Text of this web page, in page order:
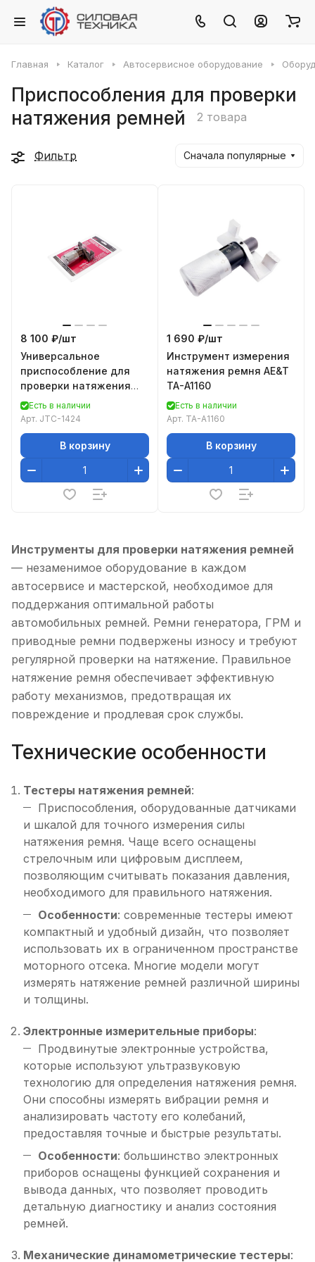
Главная Каталог Автосервисное оборудование
Приспособления для проверки
натяжения ремней
2 товара
Фильтр Сначала популярные
8 100 ₽/шт
Универсальное
приспособление для
проверки натяжения
ремней JTC-1424
Есть в наличии
Арт. JTC-1424
В корзину
1 690 ₽/шт
Инструмент измерения
натяжения ремня AE&T
TA-A1160
Есть в наличии
Арт. TA-A1160
В корзину
Инструменты для проверки натяжения ремней
— незаменимое оборудование в каждом
автосервисе и мастерской, необходимое для
поддержания оптимальной работы
автомобильных ремней. Ремни генератора, ГРМ и
приводные ремни подвержены износу и требуют
регулярной проверки на натяжение. Правильное
натяжение ремня обеспечивает эффективную
работу механизмов, предотвращая их
повреждение и продлевая срок службы.
Технические особенности
Тестеры натяжения ремней:
Приспособления, оборудованные датчиками
и шкалой для точного измерения силы
натяжения ремня. Чаще всего оснащены
стрелочным или цифровым дисплеем,
позволяющим считывать показания давления,
необходимого для правильного натяжения.
Особенности: современные тестеры имеют
компактный и удобный дизайн, что позволяет
использовать их в ограниченном пространстве
моторного отсека. Многие модели могут
измерять натяжение ремней различной ширины
и толщины.
Электронные измерительные приборы:
Продвинутые электронные устройства,
которые используют ультразвуковую
технологию для определения натяжения ремня.
Они способны измерять вибрации ремня и
анализировать частоту его колебаний,
предоставляя точные и быстрые результаты.
Особенности: большинство электронных
приборов оснащены функцией сохранения и
вывода данных, что позволяет проводить
детальную диагностику и анализ состояния
ремней.
Механические динамометрические тестеры: